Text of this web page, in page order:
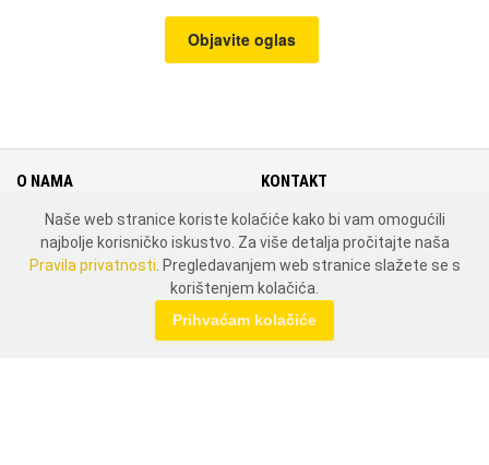
Objavite oglas
O NAMA
Cjenik
Uvjeti i pravila korištenja
Pravila privatnosti
KONTAKT
Kontakt
Mapa weba
Zemlje
Naše web stranice koriste kolačiće kako bi vam omogućili
najbolje korisničko iskustvo. Za više detalja pročitajte naša
Pravila privatnosti . Pregledavanjem web stranice slažete se s
korištenjem kolačića.
Prihvaćam kolačiće